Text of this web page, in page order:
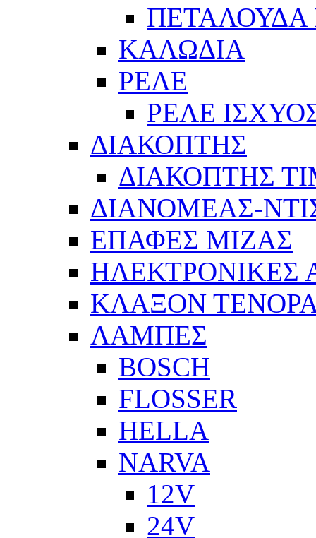
ΠΕΤΑΛΟΥΔΑ
ΚΑΛΩΔΙΑ
ΡΕΛΕ
ΡΕΛΕ
ΔΙΑΚΟΠΤΗΣ
ΔΙΑΚΟΠΤΗΣ
ΔΙΑΝΟΜΕΑΣ-
ΕΠΑΦΕΣ ΜΙΖΑΣ
ΗΛΕΚΤΡΟΝΙΚΕΣ
ΚΛΑΞΟΝ
ΛΑΜΠΕΣ
BOSCH
FLOSSER
HELLA
NARVA
12V
24V